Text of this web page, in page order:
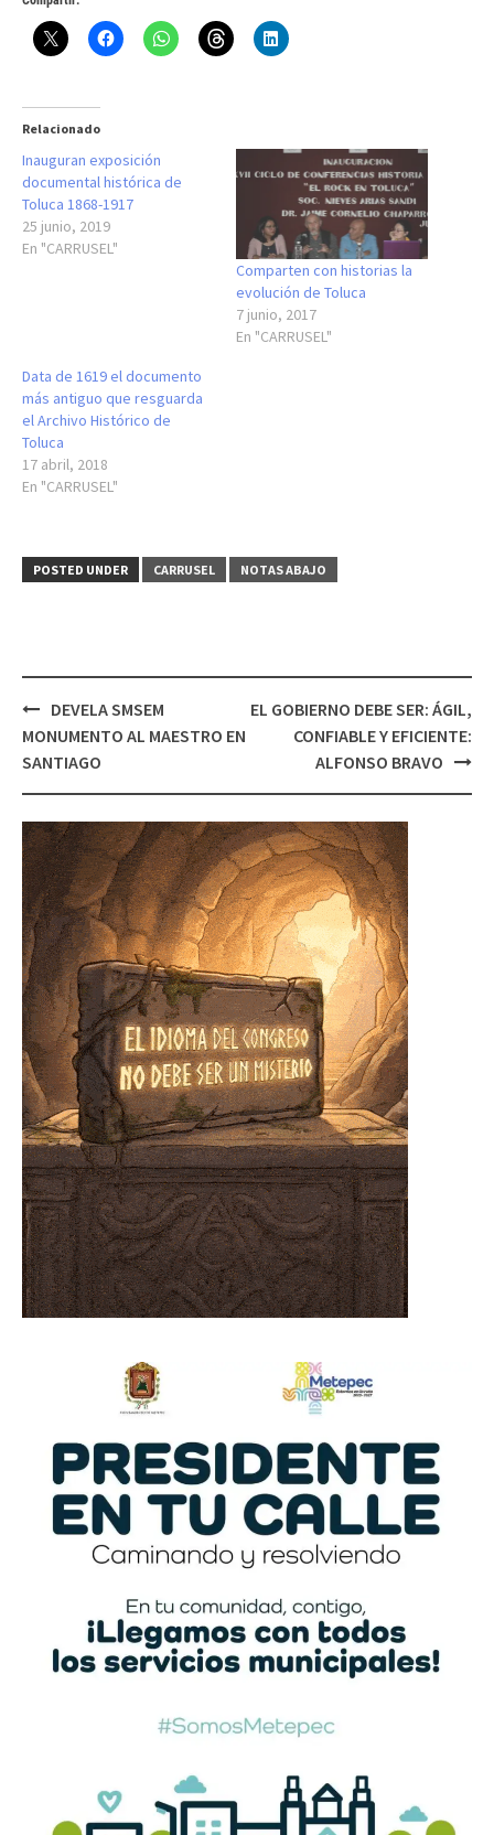
Relacionado
Inauguran exposición
documental histórica de
Toluca 1868-1917
25 junio, 2019
En "CARRUSEL"
Comparten con historias la
evolución de Toluca
7 junio, 2017
En "CARRUSEL"
Data de 1619 el documento
más antiguo que resguarda
el Archivo Histórico de
Toluca
17 abril, 2018
En "CARRUSEL"
POSTED UNDER CARRUSEL NOTAS ABAJO
Post
navigation
DEVELA SMSEM
MONUMENTO AL MAESTRO EN
SANTIAGO
EL GOBIERNO DEBE SER: ÁGIL,
CONFIABLE Y EFICIENTE:
ALFONSO BRAVO